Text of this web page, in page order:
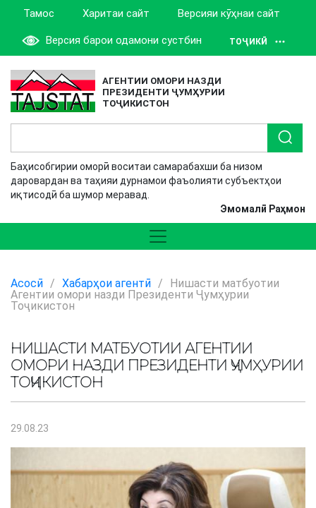
Тамос Харитаи сайт Версияи кӯҳнаи сайт
Версия барои одамони сустбин ТОҶИКӢ
АГЕНТИИ ОМОРИ НАЗДИ
ПРЕЗИДЕНТИ ҶУМҲУРИИ
ТОҶИКИСТОН
Баҳисобгирии оморӣ воситаи самарабахши ба низом
даровардан ва таҳияи дурнамои фаъолияти субъектҳои
иқтисодӣ ба шумор меравад.
Эмомалӣ Раҳмон
Асосӣ / Хабарҳои агентӣ /
Нишасти матбуотии
Агентии омори назди Президенти Ҷумҳурии
Тоҷикистон
НИШАСТИ МАТБУОТИИ АГЕНТИИ
ОМОРИ НАЗДИ ПРЕЗИДЕНТИ ҶУМҲУРИИ
ТОҶИКИСТОН
29.08.23